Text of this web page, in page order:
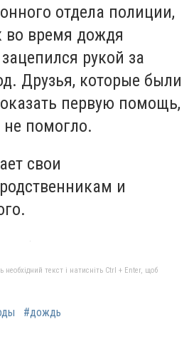
отдела полиции,
во время дождя
рукой за
Друзья, которые были
первую помощь,
помогло.
свои
и
текст і натисніть Ctrl + Enter, щоб
#дождь